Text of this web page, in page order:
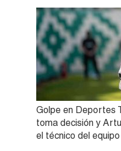
Golpe en Deportes
toma decisión y
el técnico del equipo